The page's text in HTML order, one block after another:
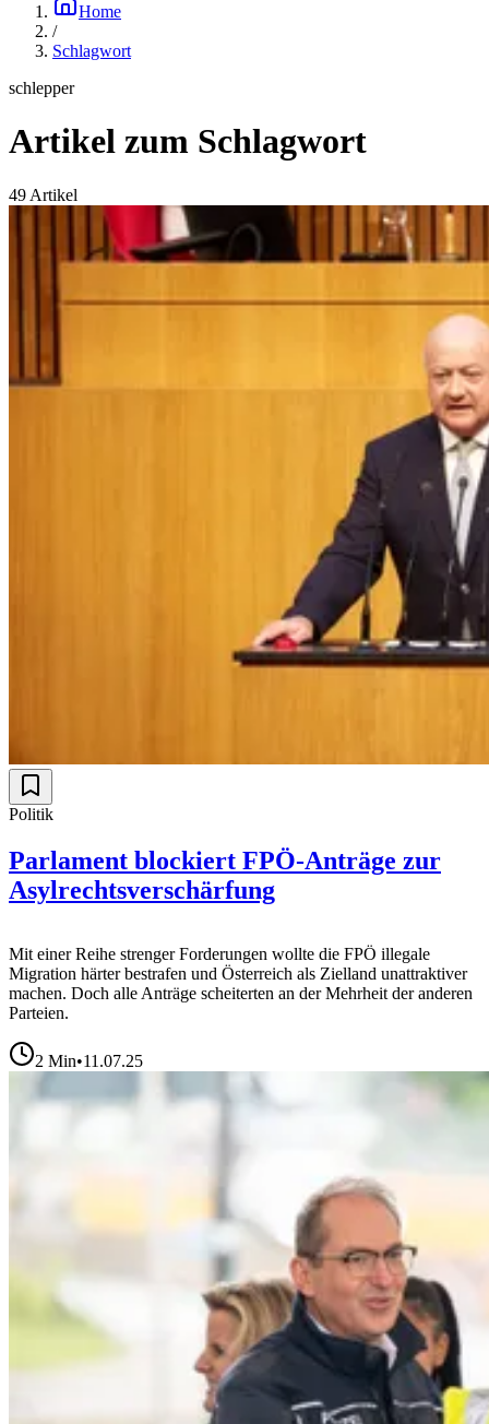
Home
/
Schlagwort
schlepper
Artikel zum Schlagwort
49 Artikel
Politik
Parlament blockiert FPÖ-Anträge zur
Asylrechtsverschärfung
Mit einer Reihe strenger Forderungen wollte die FPÖ illegale
Migration härter bestrafen und Österreich als Zielland unattraktiver
machen. Doch alle Anträge scheiterten an der Mehrheit der anderen
Parteien.
2 Min•11.07.25